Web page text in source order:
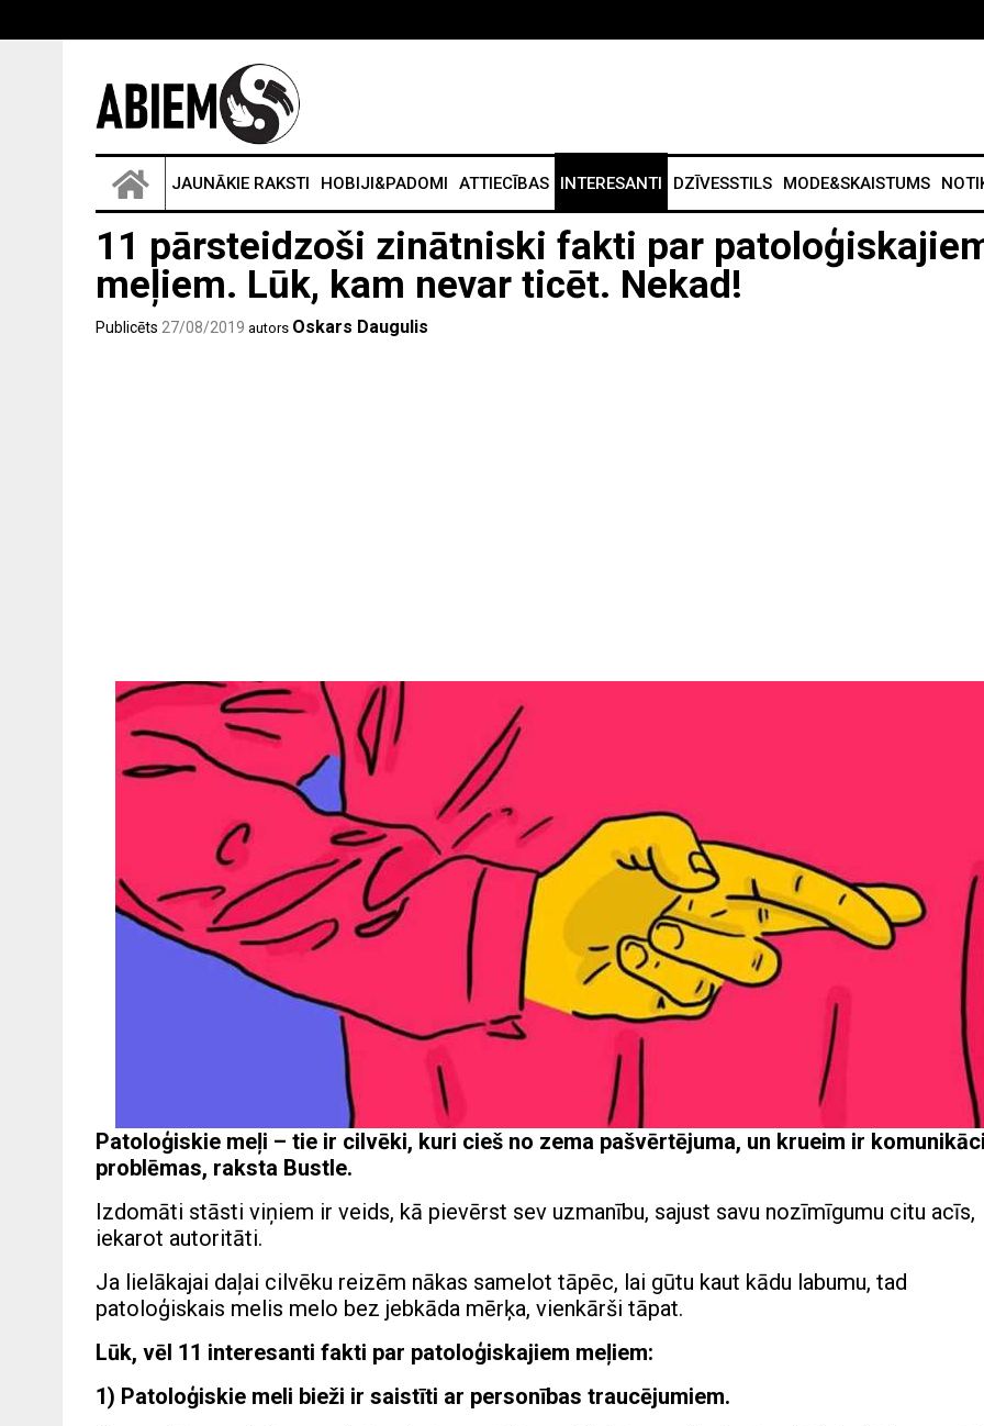
JAUNĀKIE RAKSTI HOBIJI&PADOMI ATTIECĪBAS INTERESANTI DZĪVESSTILS MODE&SKAISTUMS
11 pārsteidzoši zinātniski fakti par
meļiem. Lūk, kam nevar ticēt. Nekad!
Publicēts 27/08/2019 autors Oskars Daugulis
Patoloģiskie meļi – tie ir cilvēki, kuri cieš no zema pašvērtējuma, un krueim ir
problēmas, raksta Bustle.
Izdomāti stāsti viņiem ir veids, kā pievērst sev uzmanību, sajust savu nozīmīgumu citu acīs,
iekarot autoritāti.
Ja lielākajai daļai cilvēku reizēm nākas samelot tāpēc, lai gūtu kaut kādu labumu, tad
patoloģiskais melis melo bez jebkāda mērķa, vienkārši tāpat.
Lūk, vēl 11 interesanti fakti par patoloģiskajiem meļiem:
1) Patoloģiskie meli bieži ir saistīti ar personības traucējumiem.